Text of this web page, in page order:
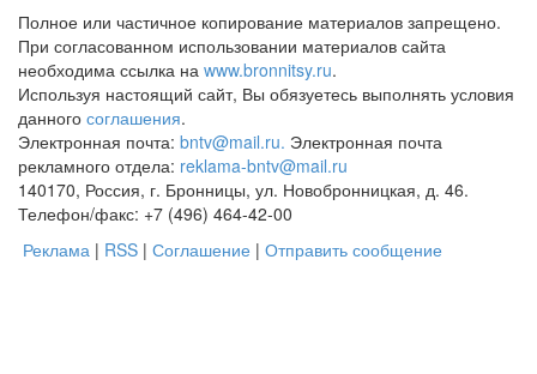
Полное или частичное копирование материалов запрещено.
При согласованном использовании материалов сайта
необходима ссылка на www.bronnitsy.ru.
Используя настоящий сайт, Вы обязуетесь выполнять условия
данного соглашения.
Электронная почта: bntv@mail.ru. Электронная почта
рекламного отдела: reklama-bntv@mail.ru
140170, Россия, г. Бронницы, ул. Новобронницкая, д. 46.
Телефон/факс: +7 (496) 464-42-00
Реклама | RSS | Соглашение | Отправить сообщение